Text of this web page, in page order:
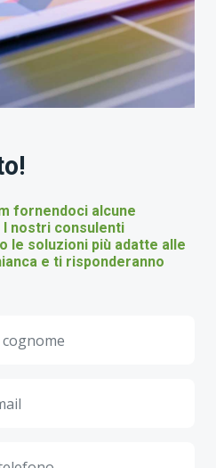
fornendoci alcune
nostri consulenti
le soluzioni più adatte alle
e ti risponderanno